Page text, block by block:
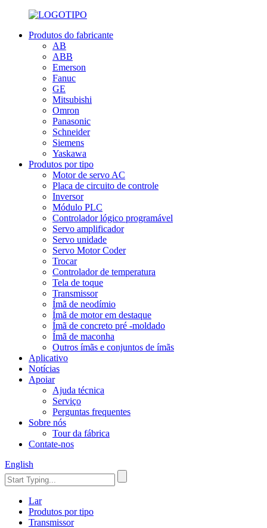
Produtos do fabricante
AB
ABB
Emerson
Fanuc
GE
Mitsubishi
Omron
Panasonic
Schneider
Siemens
Yaskawa
Produtos por tipo
Motor de servo AC
Placa de circuito de controle
Inversor
Módulo PLC
Controlador lógico programável
Servo amplificador
Servo unidade
Servo Motor Coder
Trocar
Controlador de temperatura
Tela de toque
Transmissor
Ímã de neodímio
Ímã de motor em destaque
Ímã de concreto pré -moldado
Ímã de maconha
Outros ímãs e conjuntos de ímãs
Aplicativo
Notícias
Apoiar
Ajuda técnica
Serviço
Perguntas frequentes
Sobre nós
Tour da fábrica
Contate-nos
English
Lar
Produtos por tipo
Transmissor